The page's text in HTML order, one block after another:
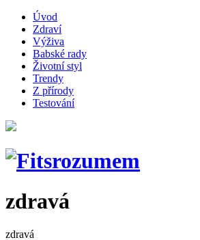
Úvod
Zdraví
Výživa
Babské rady
Životní styl
Trendy
Z přírody
Testování
zdravá
zdravá